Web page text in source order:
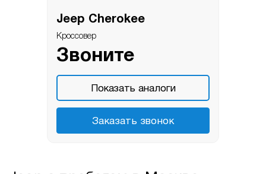
Jeep Cherokee
Кроссовер
Звоните
Показать аналоги
Заказать звонок